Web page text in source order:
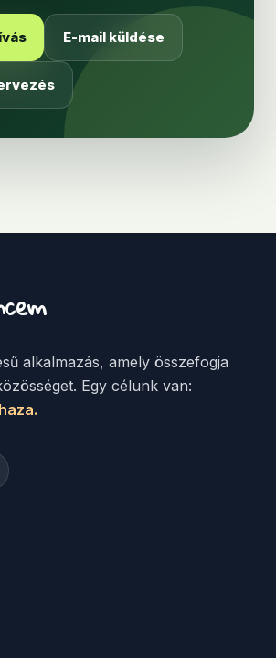
E-mail küldése
alkalmazás, amely összefogja
Egy célunk van: